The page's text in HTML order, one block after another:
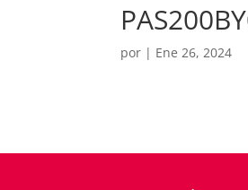
por | Ene 26, 2024